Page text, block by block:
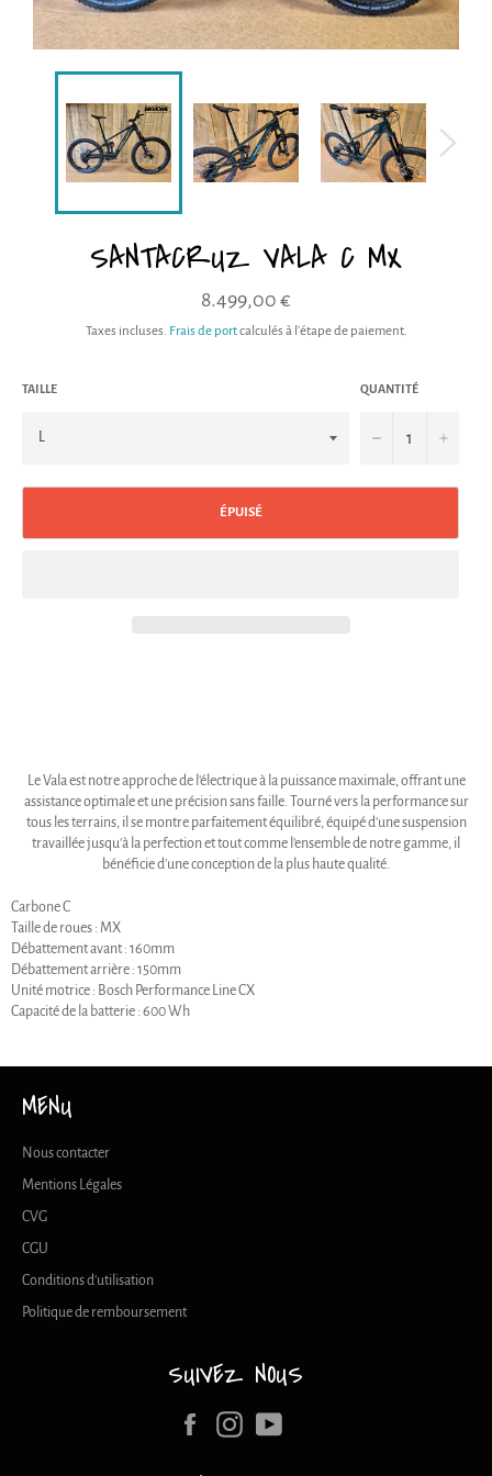
SANTACRUZ VALA C MX
8.499,00 €
Taxes incluses. Frais de portcalculés à l'étape de paiement.
TAILLE QUANTITÉ
− +
ÉPUISÉ
Le Vala est notre approche de l'électrique à la puissance maximale, offrant une
assistance optimale et une précision sans faille. Tourné vers la performance sur
tous les terrains, il se montre parfaitement équilibré, équipé d'une suspension
travaillée jusqu'à la perfection et tout comme l'ensemble de notre gamme, il
bénéficie d'une conception de la plus haute qualité.
Carbone C
Taille de roues : MX
Débattement avant : 160mm
Débattement arrière : 150mm
Unité motrice : Bosch Performance Line CX
Capacité de la batterie : 600 Wh
MENU
Nous contacter
Mentions Légales
CVG
CGU
Conditions d'utilisation
Politique de remboursement
SUIVEZ NOUS
FacebookInstagram